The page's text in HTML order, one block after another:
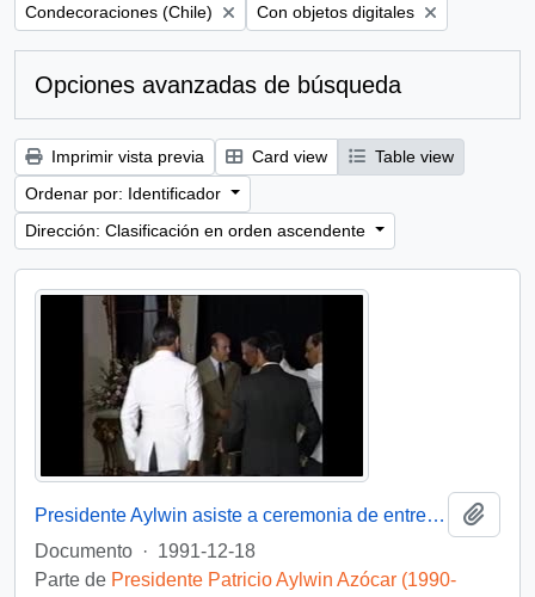
Remove filter:
Condecoraciones (Chile) Remove filter:
Con objetos digitales
Opciones avanzadas de búsqueda
Imprimir vista previa Card view
Table view
Ordenar por: Identificador
Dirección: Clasificación en orden ascendente
Presidente Aylwin asiste a ceremonia de entrega de Condecoración a Generales del Ejercito : video
Documento · 1991-12-18
Parte de Presidente Patricio Aylwin Azócar (1990-